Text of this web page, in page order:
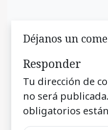
Déjanos un
Responder
Tu dirección de
no será publicada.
obligatorios